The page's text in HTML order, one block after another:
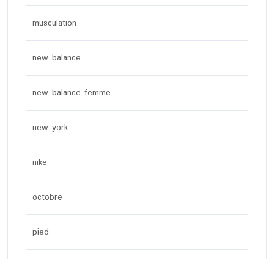
musculation
new balance
new balance femme
new york
nike
octobre
pied